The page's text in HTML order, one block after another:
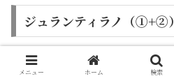
ジュランティラノ（①+②）
メニュー ホーム 検索